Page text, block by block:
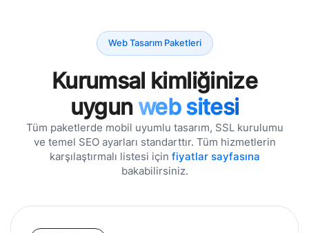
Web Tasarım Paketleri
Kurumsal kimliğinize
uygun web sitesi
Tüm paketlerde mobil uyumlu tasarım, SSL kurulumu
ve temel SEO ayarları standarttır. Tüm hizmetlerin
karşılaştırmalı listesi için fiyatlar sayfasına
bakabilirsiniz.